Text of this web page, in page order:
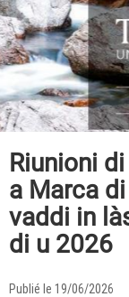
Riunioni
a Marca
vaddi in
di u 2026
Publié le 19/06/2026